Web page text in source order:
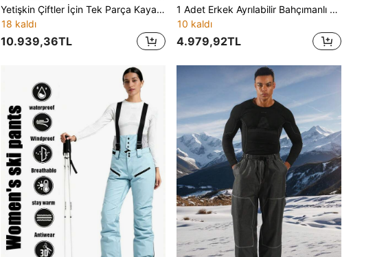
Yetişkin Çiftler İçin Tek Parça Kayak Tulumu, Güçlendirilmiş Yapılı Kışlık Kayak Ekipmanı, Tam Fonksiyonel Kayak ve Kar Ekipmanları, Spor
18 kaldı
10.939,36TL
1 Adet Erkek Ayrılabilir Bahçımanlı Kayak Pantolonu, Çapraz Ayarlanabilir Omuz Askıları, Yüksek Bel Kar Geçirmez Tasarım, Çift Yan Fermuarlı Depolama Cepleri, İç Bacak Havalandırma Fermuarları, Ayarlanabilir Paça Fermuarları, Bel Kar Eteği Yapısı, Güçlendirilmiş Dikişler, Bol Düz Kesim, Tek/Çift Board Açık Hava Kar Sporları Bahçıman Pantolonu
10 kaldı
4.979,92TL